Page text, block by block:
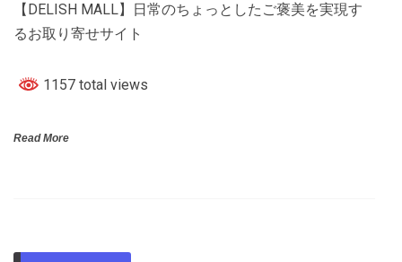
【DELISH MALL】日常のちょっとしたご褒美を実現す
るお取り寄せサイト
1157 total views
Read More